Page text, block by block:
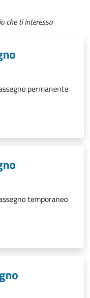
che ti interessa
permanente
temporaneo